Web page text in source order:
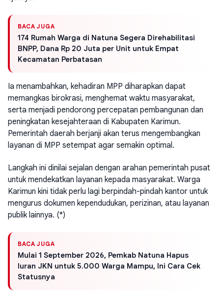
BACA JUGA
174 Rumah Warga di Natuna Segera Direhabilitasi
BNPP, Dana Rp 20 Juta per Unit untuk Empat
Kecamatan Perbatasan
Ia menambahkan, kehadiran MPP diharapkan dapat
memangkas birokrasi, menghemat waktu masyarakat,
serta menjadi pendorong percepatan pembangunan dan
peningkatan kesejahteraan di Kabupaten Karimun.
Pemerintah daerah berjanji akan terus mengembangkan
layanan di MPP setempat agar semakin optimal.
Langkah ini dinilai sejalan dengan arahan pemerintah pusat
untuk mendekatkan layanan kepada masyarakat. Warga
Karimun kini tidak perlu lagi berpindah-pindah kantor untuk
mengurus dokumen kependudukan, perizinan, atau layanan
publik lainnya. (*)
BACA JUGA
Mulai 1 September 2026, Pemkab Natuna Hapus
Iuran JKN untuk 5.000 Warga Mampu, Ini Cara Cek
Statusnya